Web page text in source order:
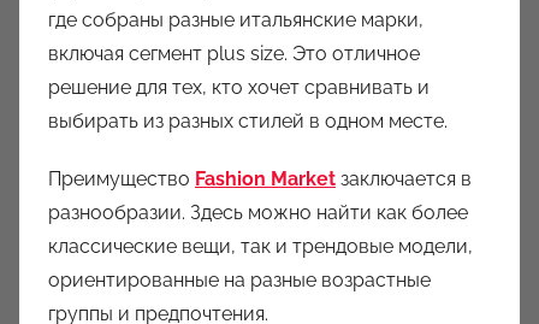
где собраны разные итальянские марки,
включая сегмент plus size. Это отличное
решение для тех, кто хочет сравнивать и
выбирать из разных стилей в одном месте.
Преимущество Fashion Market заключается в
разнообразии. Здесь можно найти как более
классические вещи, так и трендовые модели,
ориентированные на разные возрастные
группы и предпочтения.